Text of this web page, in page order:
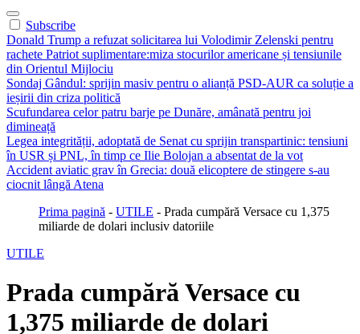
Subscribe
Donald Trump a refuzat solicitarea lui Volodimir Zelenski pentru
rachete Patriot suplimentare:miza stocurilor americane și tensiunile
din Orientul Mijlociu
Sondaj Gândul: sprijin masiv pentru o alianță PSD-AUR ca soluție a
ieșirii din criza politică
Scufundarea celor patru barje pe Dunăre, amânată pentru joi
dimineață
Legea integrității, adoptată de Senat cu sprijin transpartinic: tensiuni
în USR și PNL, în timp ce Ilie Bolojan a absentat de la vot
Accident aviatic grav în Grecia: două elicoptere de stingere s-au
ciocnit lângă Atena
Prima pagină - UTILE - Prada cumpără Versace cu 1,375
miliarde de dolari inclusiv datoriile
UTILE
Prada cumpără Versace cu
1,375 miliarde de dolari